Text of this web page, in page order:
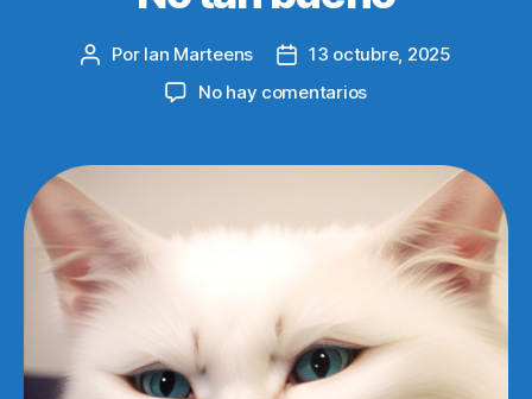
Autor
Por Ian Marteens
Fecha13 octubre, 2025
No hay comentariosen
bueno